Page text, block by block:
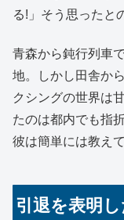
る!」そう思ったと
青森から鈍行列車
地。しかし田舎か
クシングの世界は
たのは都内でも指
彼は簡単には教え
引退を表明